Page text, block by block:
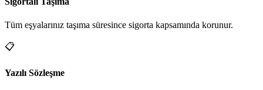
Tüm eşyalarınız taşıma süresince sigorta kapsamında korunur.
📋
Yazılı Sözleşme